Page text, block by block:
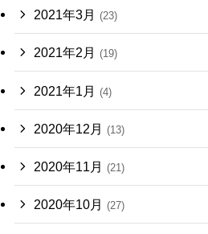
2021年3月 (23)
2021年2月 (19)
2021年1月 (4)
2020年12月 (13)
2020年11月 (21)
2020年10月 (27)